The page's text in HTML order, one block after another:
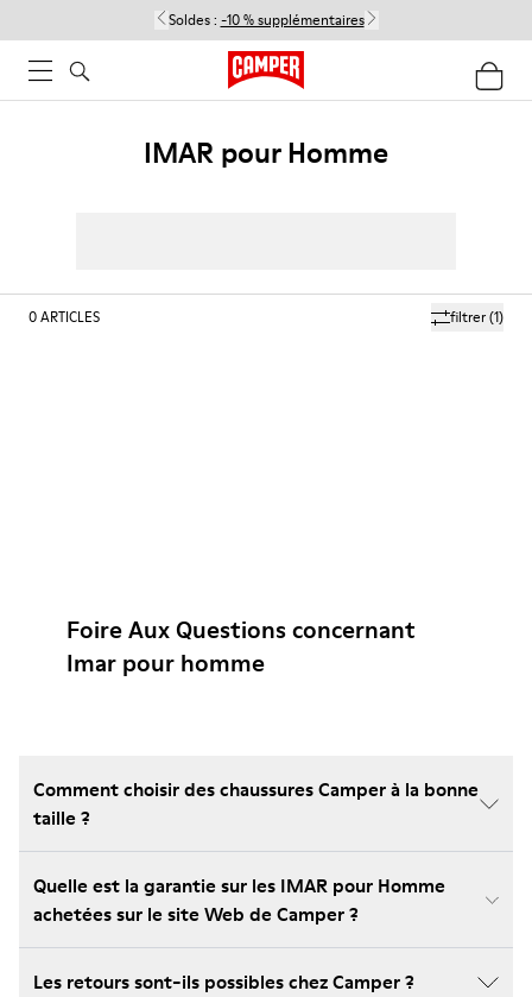
Soldes : -10 % supplémentaires
IMAR pour Homme
filtrer(1)
0ARTICLES
Foire Aux Questions concernant
Imar pour homme
Comment choisir des chaussures Camper à la bonne
taille ?
Quelle est la garantie sur les IMAR pour Homme
achetées sur le site Web de Camper ?
Les retours sont-ils possibles chez Camper ?